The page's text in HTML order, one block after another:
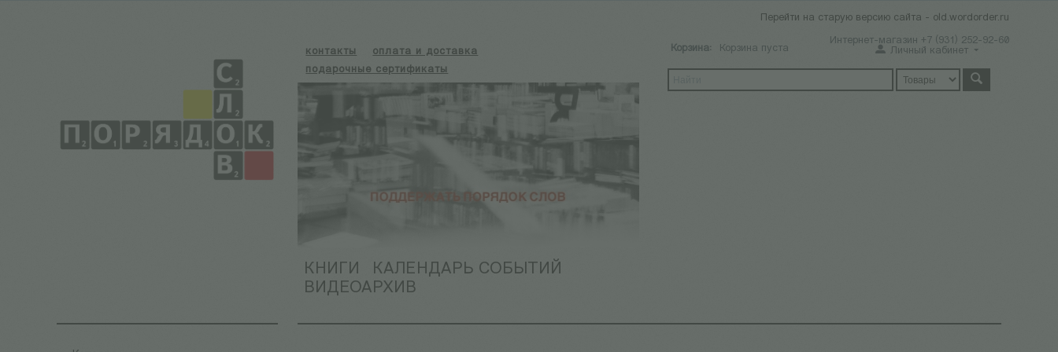
Перейти на старую версию сайта - old.wordorder.ru
Интернет-магазин +7 (931) 252-92-60
контакты
оплата и доставка
подарочные сертификаты
КНИГИ
КАЛЕНДАРЬ СОБЫТИЙ
ВИДЕОАРХИВ
Корзина: Корзина пуста Личный кабинет